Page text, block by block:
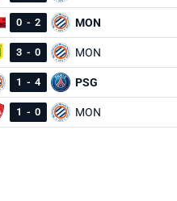
0 - 2 MON
3 - 0 MON
1 - 4 PSG
1 - 0 MON